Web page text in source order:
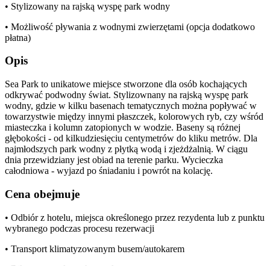
• Stylizowany na rajską wyspę park wodny
• Możliwość pływania z wodnymi zwierzętami (opcja dodatkowo
płatna)
Opis
Sea Park to unikatowe miejsce stworzone dla osób kochających
odkrywać podwodny świat. Stylizownany na rajską wyspę park
wodny, gdzie w kilku basenach tematycznych można popływać w
towarzystwie między innymi płaszczek, kolorowych ryb, czy wśród
miasteczka i kolumn zatopionych w wodzie. Baseny są różnej
głębokości - od kilkudziesięciu centymetrów do kliku metrów. Dla
najmłodszych park wodny z płytką wodą i zjeżdżalnią. W ciągu
dnia przewidziany jest obiad na terenie parku. Wycieczka
całodniowa - wyjazd po śniadaniu i powrót na kolację.
Cena obejmuje
• Odbiór z hotelu, miejsca określonego przez rezydenta lub z punktu
wybranego podczas procesu rezerwacji
• Transport klimatyzowanym busem/autokarem